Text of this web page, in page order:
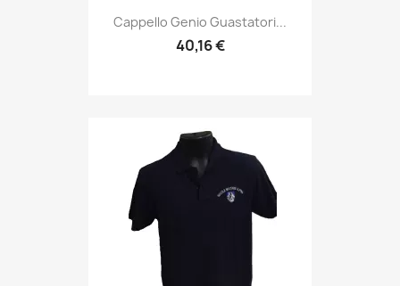
Anteprima
Cappello Genio Guastatori...
40,16 €